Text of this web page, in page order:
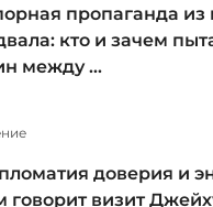
пропаганда из
кто и зачем
между ...
доверия и
говорит визит